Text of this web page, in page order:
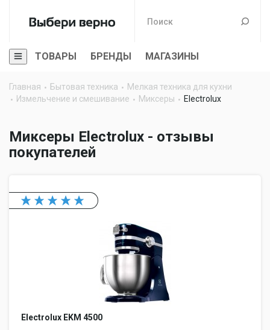
ТОВАРЫ БРЕНДЫ МАГАЗИНЫ
Главная Бытовая техника
Мелкая техника для кухни
Измельчение и смешивание
Миксеры Electrolux
Миксеры Electrolux - отзывы
покупателей
Electrolux EKM 4500